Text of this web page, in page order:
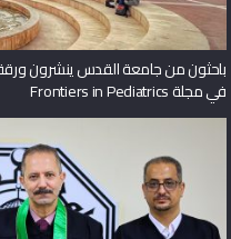
باحثون من جامعة القدس ينشرون ورقة
في مجلة Frontiers in Pediatrics